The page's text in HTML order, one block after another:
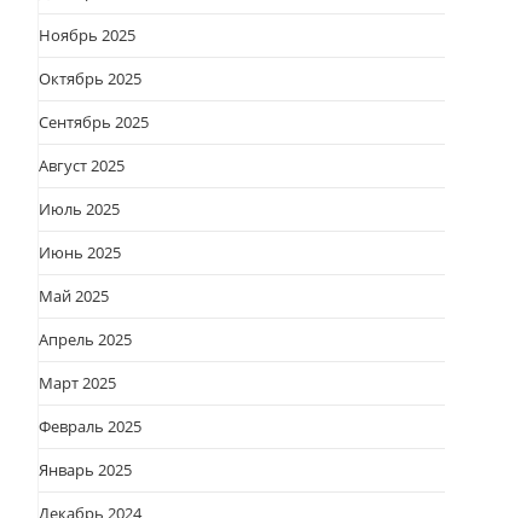
Ноябрь 2025
Октябрь 2025
Сентябрь 2025
Август 2025
Июль 2025
Июнь 2025
Май 2025
Апрель 2025
Март 2025
Февраль 2025
Январь 2025
Декабрь 2024